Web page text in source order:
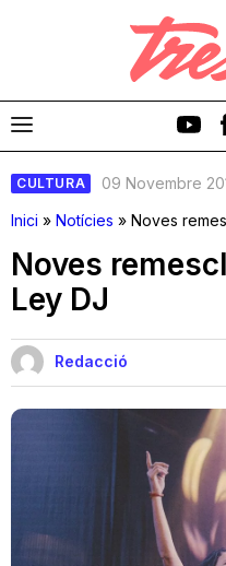
CULTURA
09 Novembre
Inici » Notícies » Noves
Noves
Ley DJ
Redacció